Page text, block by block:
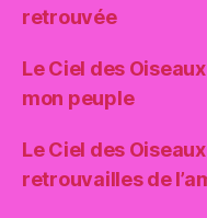
retrouvée
Le Ciel des
mon peuple
Le Ciel des
retrouvailles de